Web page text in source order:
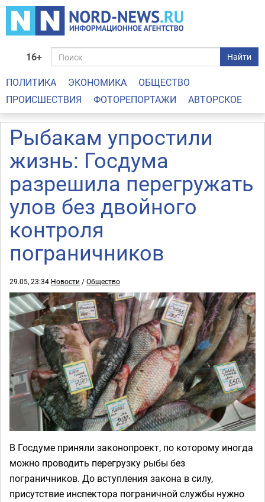
16+ Найти
ПОЛИТИКА ЭКОНОМИКА
ОБЩЕСТВО
ПРОИСШЕСТВИЯ
ФОТОРЕПОРТАЖИ АВТОРСКОЕ
Рыбакам упростили
жизнь: Госдума
разрешила перегружать
улов без двойного
контроля
пограничников
29.05, 23:34 Новости /Общество
В Госдуме приняли законопроект, по которому иногда
можно проводить перегрузку рыбы без
пограничников. До вступления закона в силу,
присутствие инспектора пограничной службы нужно